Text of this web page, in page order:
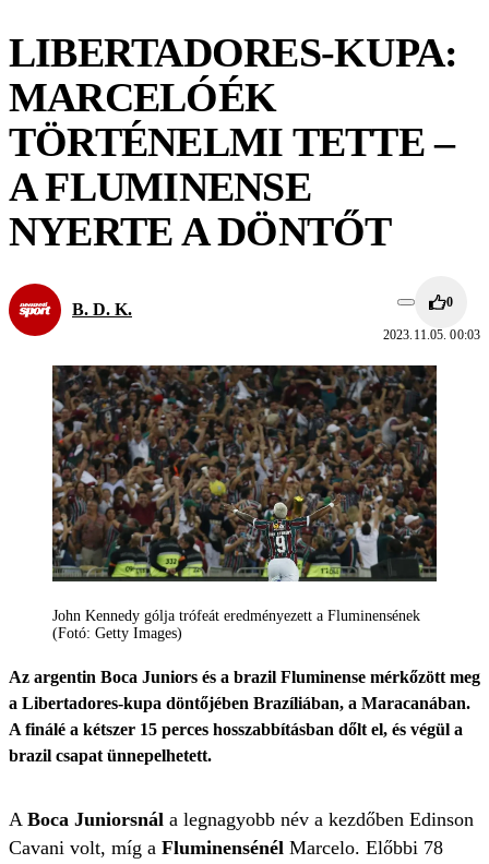
LIBERTADORES-KUPA:
MARCELÓÉK
TÖRTÉNELMI TETTE –
A FLUMINENSE
NYERTE A DÖNTŐT
B. D. K. 0
2023.11.05. 00:03
John Kennedy gólja trófeát eredményezett a Fluminensének
(Fotó: Getty Images)
Az argentin Boca Juniors és a brazil Fluminense mérkőzött meg
a Libertadores-kupa döntőjében Brazíliában, a Maracanában.
A finálé a kétszer 15 perces hosszabbításban dőlt el, és végül a
brazil csapat ünnepelhetett.
A Boca Juniorsnál a legnagyobb név a kezdőben Edinson
Cavani volt, míg a Fluminensénél Marcelo. Előbbi 78